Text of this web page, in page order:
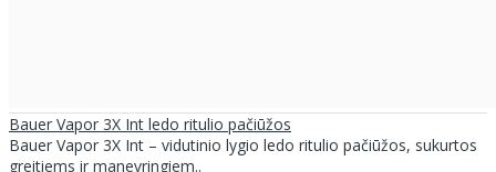
Bauer Vapor 3X Int ledo ritulio pačiūžos
Bauer Vapor 3X Int – vidutinio lygio ledo ritulio pačiūžos, sukurtos
greitiems ir manevringiem..